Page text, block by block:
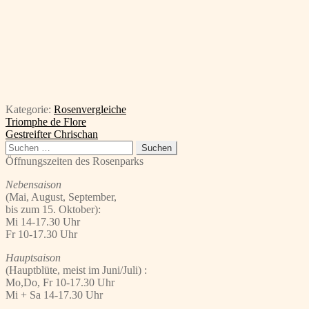
Kategorie: Rosenvergleiche
Beitragsnavigation
Vorheriger
Beitrag:
Triomphe de Flore
Nächster
Beitrag:
Gestreifter Chrischan
Suchen
nach:
Öffnungszeiten des Rosenparks
Nebensaison
(Mai, August, September,
bis zum 15. Oktober):
Mi 14-17.30 Uhr
Fr 10-17.30 Uhr
Hauptsaison
(Hauptblüte, meist im Juni/Juli) :
Mo,Do, Fr 10-17.30 Uhr
Mi + Sa 14-17.30 Uhr